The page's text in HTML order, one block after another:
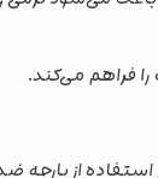
فراهم می‌کند.
استفاده از